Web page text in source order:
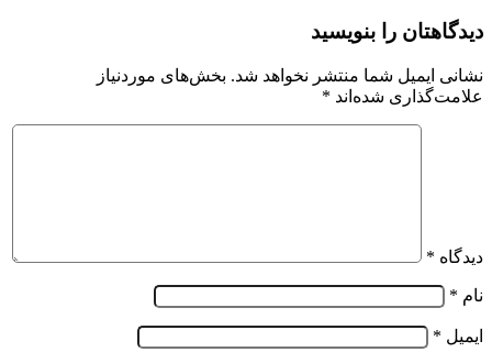
دیدگاهتان را بنویسید
نشانی ایمیل شما منتشر نخواهد شد. بخش‌های موردنیاز
علامت‌گذاری شده‌اند *
دیدگاه *
نام *
ایمیل *